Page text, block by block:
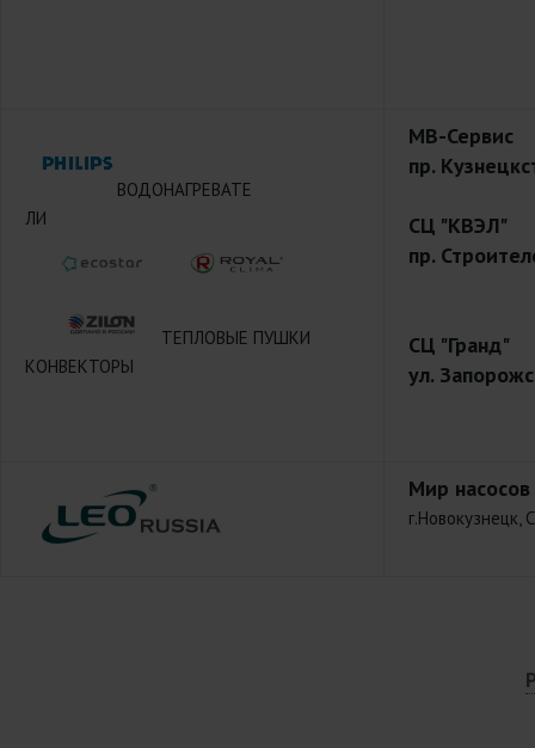
ВОДОНАГРЕВАТЕ
ЛИ
ТЕПЛОВЫЕ ПУШКИ
КОНВЕКТОРЫ
МВ-Сервис
пр.
СЦ "КВЭЛ"
пр.
СЦ "Гранд"
ул.
Мир насосов
г.Новокузнецк,